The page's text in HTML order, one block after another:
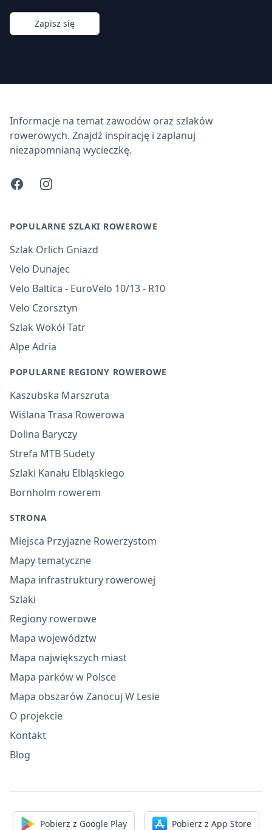
Zapisz się
Informacje na temat zawodów oraz szlaków
rowerowych. Znajdź inspirację i zaplanuj
niezapomnianą wycieczkę.
FacebookInstagram
POPULARNE SZLAKI ROWEROWE
Szlak Orlich Gniazd
Velo Dunajec
Velo Baltica - EuroVelo 10/13 - R10
Velo Czorsztyn
Szlak Wokół Tatr
Alpe Adria
POPULARNE REGIONY ROWEROWE
Kaszubska Marszruta
Wiślana Trasa Rowerowa
Dolina Baryczy
Strefa MTB Sudety
Szlaki Kanału Elbląskiego
Bornholm rowerem
STRONA
Miejsca Przyjazne Rowerzystom
Mapy tematyczne
Mapa infrastruktury rowerowej
Szlaki
Regiony rowerowe
Mapa województw
Mapa największych miast
Mapa parków w Polsce
Mapa obszarów Zanocuj W Lesie
O projekcie
Kontakt
Blog
Pobierz z Google Play Pobierz z App Store